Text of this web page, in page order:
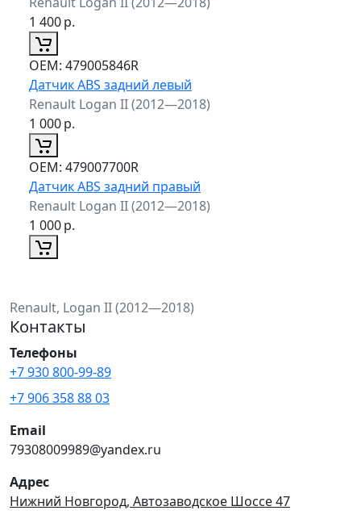
1 400р.
ОЕМ: 479005846R
Датчик ABS задний левый
Renault Logan II (2012—2018)
1 000р.
ОЕМ: 479007700R
Датчик ABS задний правый
Renault Logan II (2012—2018)
1 000р.
Renault, Logan II (2012—2018)
Контакты
Телефоны
+7 930 800-99-89
+7 906 358 88 03
Email
79308009989@yandex.ru
Адрес
Нижний Новгород, Автозаводское Шоссе 47